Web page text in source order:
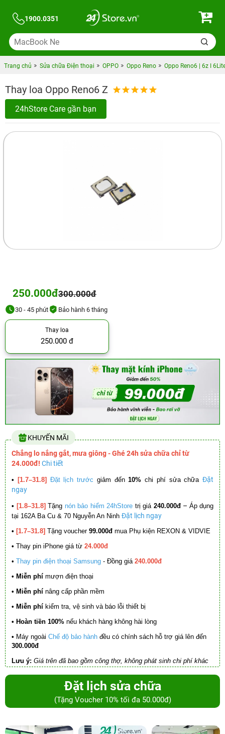
1900.0351
Trang chủ Sửa chữa Điện thoại OPPO Oppo Reno Oppo Reno6 | 6z I
Thay loa Oppo Reno6 Z
24hStore Care gần bạn
250.000đ300.000đ
30 - 45 phút Bảo hành 6 tháng
Thay loa
250.000 đ
KHUYẾN MÃI
Chẳng lo nắng gắt, mưa giông - Ghé 24h sửa chữa chỉ từ
24.000đ! Chi tiết
• [1.7–31.8] Đặt lịch trước giảm đến10% chi phí sửa chữa Đặt
ngay
• [1.8–31.8] Tặng nón bảo hiểm 24hStore trị giá 240.000đ – Áp dụng
tại 162A Ba Cu & 70 Nguyễn An Ninh Đặt lịch ngay
• [1.7–31.8] Tặng voucher 99.000đ mua Phụ kiện REXON & VIDVIE
• Thay pin iPhone giá từ 24.000đ
• Thay pin điện thoại Samsung - Đồng giá 240.000đ
• Miễn phí mượn điện thoại
• Miễn phí nâng cấp phần mềm
• Miễn phí kiểm tra, vệ sinh và báo lỗi thiết bị
• Hoàn tiền 100% nếu khách hàng không hài lòng
• Máy ngoài Chế độ bảo hành đều có chính sách hỗ trợ giá lên đến
300.000đ
Lưu ý: Giá trên đã bao gồm công thợ, không phát sinh chi phí khác
Đặt lịch sửa chữa
(Tặng Voucher 10% tối đa 50.000đ)